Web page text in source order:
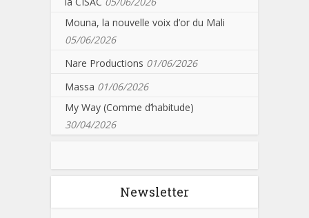
Mouna, la nouvelle voix d’or du Mali
05/06/2026
Nare Productions 01/06/2026
Massa 01/06/2026
My Way (Comme d’habitude)
30/04/2026
Newsletter